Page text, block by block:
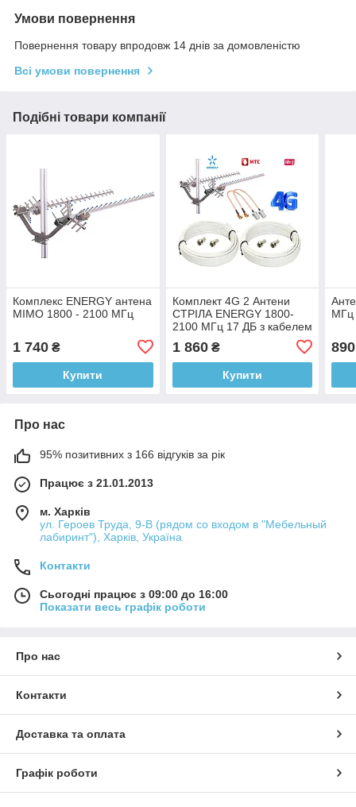
Умови повернення
Повернення товару впродовж 14 днів за домовленістю
Всі умови повернення
Подібні товари компанії
Комплекс ENERGY антена
MIMO 1800 - 2100 МГц
1 740 ₴
Купити
Комплект 4G 2 Антени
СТРІЛА ENERGY 1800-
2100 МГц 17 ДБ з кабелем
SMA - 2 шт.
1 860₴
Купити
МГц
890
Про нас
95% позитивних з 166 відгуків за рік
Працює з 21.01.2013
м. Харків
ул. Героев Труда, 9-В (рядом со входом в "Мебельный
лабиринт"), Харків, Україна
Контакти
Сьогодні працює з 09:00 до 16:00
Показати весь графік роботи
Про нас
Контакти
Доставка та оплата
Графік роботи